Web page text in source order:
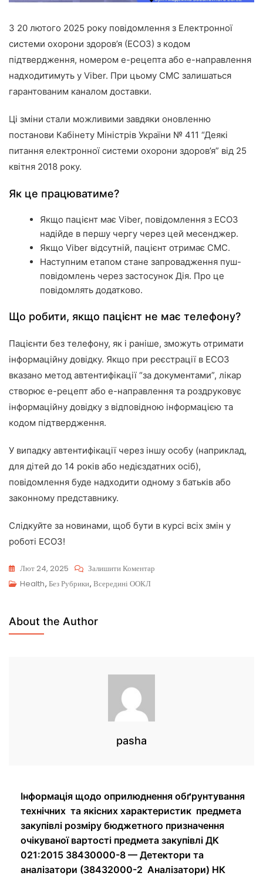
З 20 лютого 2025 року повідомлення з Електронної
системи охорони здоров’я (ЕСОЗ) з кодом
підтвердження, номером е-рецепта або е-направлення
надходитимуть у Viber. При цьому СМС залишаться
гарантованим каналом доставки.
Ці зміни стали можливими завдяки оновленню
постанови Кабінету Міністрів України № 411 “Деякі
питання електронної системи охорони здоров’я” від 25
квітня 2018 року.
Як це працюватиме?
Якщо пацієнт має Viber, повідомлення з ЕСОЗ
надійде в першу чергу через цей месенджер.
Якщо Viber відсутній, пацієнт отримає СМС.
Наступним етапом стане запровадження пуш-
повідомлень через застосунок Дія. Про це
повідомлять додатково.
Що робити, якщо пацієнт не має телефону?
Пацієнти без телефону, як і раніше, зможуть отримати
інформаційну довідку. Якщо при реєстрації в ЕСОЗ
вказано метод автентифікації “за документами”, лікар
створює е-рецепт або е-направлення та роздруковує
інформаційну довідку з відповідною інформацією та
кодом підтвердження.
У випадку автентифікації через іншу особу (наприклад,
для дітей до 14 років або недієздатних осіб),
повідомлення буде надходити одному з батьків або
законному представнику.
Слідкуйте за новинами, щоб бути в курсі всіх змін у
роботі ЕСОЗ!
Лют 24, 2025
Залишити Коментар
Health, Без Рубрики, Всередині ООКЛ
About the Author
pasha
Інформація щодо оприлюднення обґрунтування
технічних та якісних характеристик предмета
закупівлі розміру бюджетного призначення
очікуваної вартості предмета закупівлі ДК
021:2015 38430000-8 — Детектори та
аналізатори (38432000-2 Аналізатори) НК